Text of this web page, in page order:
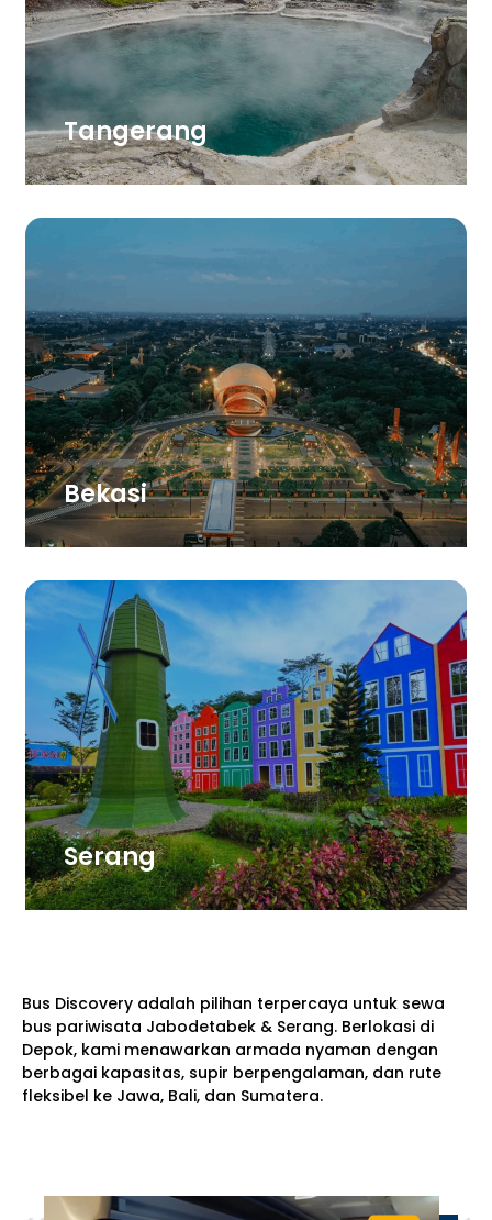
Tangerang
Bekasi
Serang
Bus Discovery adalah pilihan terpercaya untuk sewa
bus pariwisata Jabodetabek & Serang. Berlokasi di
Depok, kami menawarkan armada nyaman dengan
berbagai kapasitas, supir berpengalaman, dan rute
fleksibel ke Jawa, Bali, dan Sumatera.